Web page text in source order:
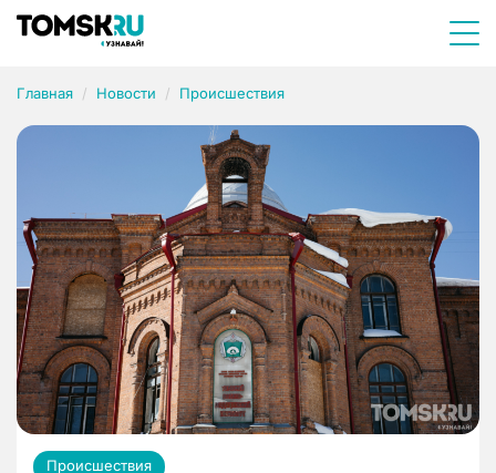
Главная Новости Происшествия
Происшествия